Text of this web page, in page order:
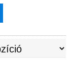
A telefontartó